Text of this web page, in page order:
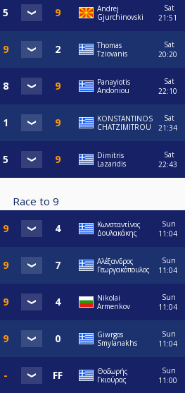
Andrej
Gjurchinovski
Sat
21:51
Thomas
Tziovanis
Sat
20:20
Panayiotis
Andoniou
Sat
22:10
KONSTANTINOS
CHATZIMITROU
Sat
21:34
Dimitris
Lazaridis
Sat
22:43
Race to 9
Κωνσταντίνος
Δουλακάκης
Sun
11:04
Αλέξανδρος
Γεωργακόπουλος
Sun
11:04
Nikolai
Armenkov
Sun
11:04
Giwrgos
Smylanakhs
Sun
11:04
Θοδωρής
Γκιούρας
Sun
11:00